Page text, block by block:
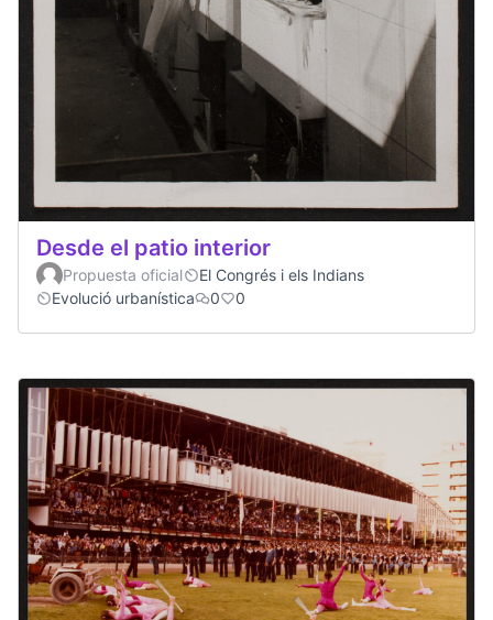
Desde el patio interior
Propuesta oficial
El Congrés i els Indians
Evolució urbanística
0 0